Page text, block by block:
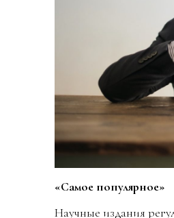
«Самое популярное»
Научные издания